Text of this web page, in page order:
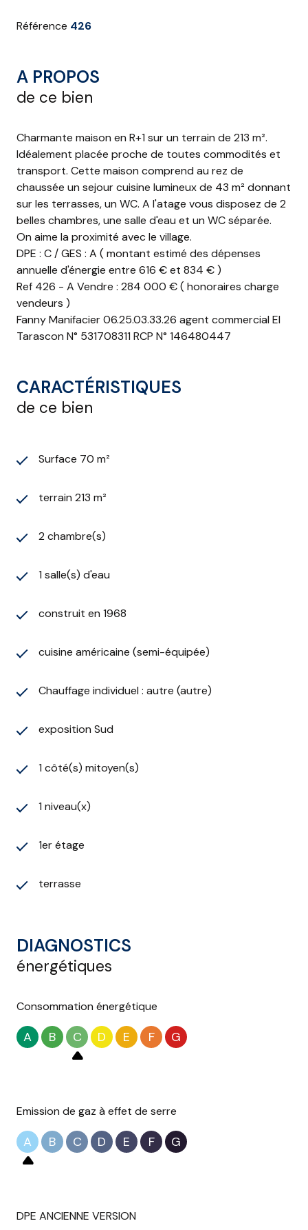
Référence 426
A PROPOS
de ce bien
Charmante maison en R+1 sur un terrain de 213 m².
Idéalement placée proche de toutes commodités et
transport. Cette maison comprend au rez de
chaussée un sejour cuisine lumineux de 43 m² donnant
sur les terrasses, un WC. A l'atage vous disposez de 2
belles chambres, une salle d'eau et un WC séparée.
On aime la proximité avec le village.
DPE : C / GES : A ( montant estimé des dépenses
annuelle d'énergie entre 616 € et 834 € )
Ref 426 - A Vendre : 284 000 € ( honoraires charge
vendeurs )
Fanny Manifacier 06.25.03.33.26 agent commercial EI
Tarascon N° 531708311 RCP N° 146480447
CARACTÉRISTIQUES
de ce bien
Surface 70 m²
terrain 213 m²
2 chambre(s)
1 salle(s) d'eau
construit en 1968
cuisine américaine (semi-équipée)
Chauffage individuel : autre (autre)
exposition Sud
1 côté(s) mitoyen(s)
1 niveau(x)
1er étage
terrasse
DIAGNOSTICS
énergétiques
Consommation énergétique
A B C D E F G
Emission de gaz à effet de serre
A B C D E F G
DPE ANCIENNE VERSION